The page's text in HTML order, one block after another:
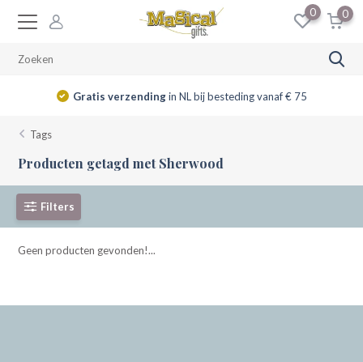
0 0
Gratis verzendingin NL bij besteding vanaf € 75
Tags
Producten getagd met Sherwood
Filters
Geen producten gevonden!...